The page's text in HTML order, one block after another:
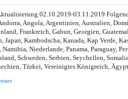
02.10.2019-03.11.2019
Angola, Argentinien, Australien,
Frankreich, Gabun, Georgien,
Japan, Kambodscha, Kanada, Kap Verde,
Niederlande, Panama, Paraguay,
Schweden, Serbien, Seychellen,
Türkei, Vereinigtes Königreich,